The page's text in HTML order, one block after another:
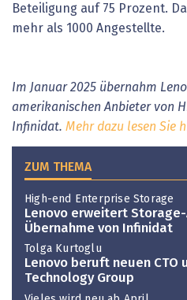
Beteiligung auf 75 Prozent.
mehr als 1000 Angestellte.
Im Januar 2025 übernahm
amerikanischen Anbieter von
Infinidat. Mehr dazu lesen Sie
ZUM THEMA
High-end Enterprise Storage
Lenovo erweitert
Übernahme von Infinidat
Tolga Kurtoglu
Lenovo beruft neuen CTO
Technology Group